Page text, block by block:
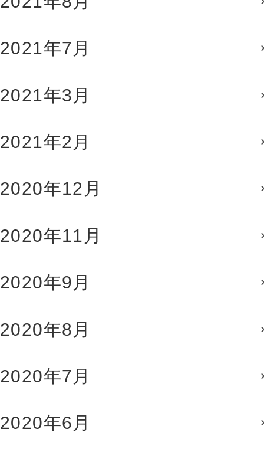
2021年7月
2021年3月
2021年2月
2020年12月
2020年11月
2020年9月
2020年8月
2020年7月
2020年6月